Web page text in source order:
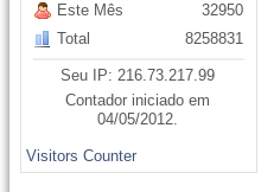
Este Mês
Total
32950
8258831
Seu IP: 216.73.217.99
Contador iniciado em
04/05/2012.
Visitors Counter